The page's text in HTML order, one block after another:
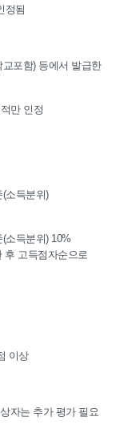
정됨
포함) 등에서 발급한
만 인정
소득분위)
소득분위) 10%
후 고득점자순으로
이상
자는 추가 평가 필요